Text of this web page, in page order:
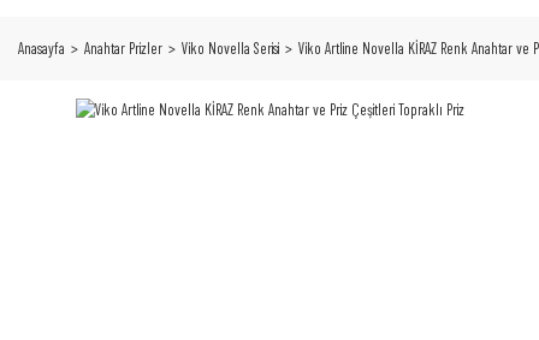
Anasayfa Anahtar Prizler Viko Novella Serisi Viko Artline Novella KİRAZ Renk Anahtar ve